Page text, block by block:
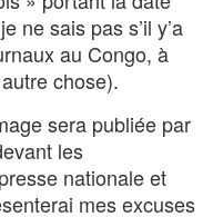
ne sais pas s’il y’a
au Congo, à
chose).
sera publiée par
les
nationale et
mes excuses